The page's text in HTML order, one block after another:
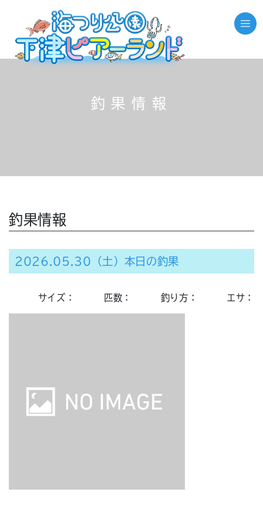
釣果情報
釣果情報
2026.05.30（土）本日の釣果
サイズ： 匹数： 釣り方： エサ：